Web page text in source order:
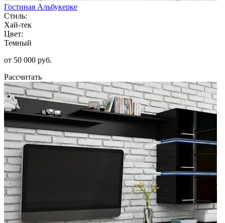
Гостиная Альбукерке
Стиль:
Хай-тек
Цвет:
Темный
от 50 000 руб.
Рассчитать